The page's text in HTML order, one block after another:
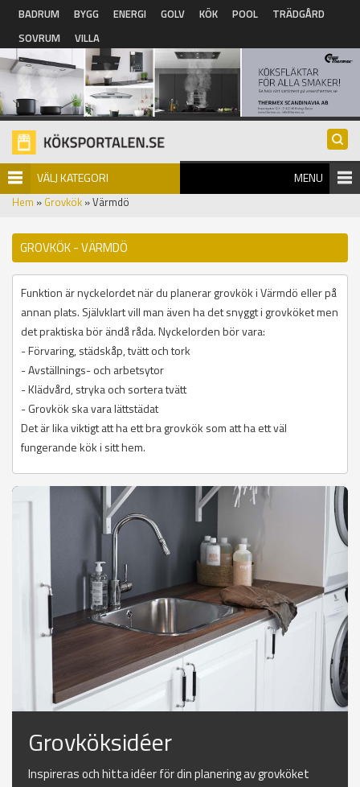
Hoppa till huvudinnehåll
BADRUM BYGG ENERGI GOLV KÖK POOL
TRÄDGÅRD
SOVRUM
VILLA
VÄLJ KATEGORI MENU
Hem » Grovkök » Värmdö
GROVKÖK - VÄRMDÖ
Funktion är nyckelordet när du planerar grovkök i Värmdö eller på
annan plats. Självklart vill man även ha det snyggt i grovköket men
det praktiska bör ändå råda. Nyckelorden bör vara:
- Förvaring, städskåp, tvätt och tork
- Avställnings- och arbetsytor
- Klädvård, stryka och sortera tvätt
- Grovkök ska vara lättstädat
Det är lika viktigt att ha ett bra grovkök som att ha ett väl
fungerande kök i sitt hem.
Grovköksidéer
Inspireras och hitta idéer för din planering av grovköket